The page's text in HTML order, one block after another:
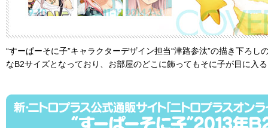
“すーぱーそに子”キャラクターデザイン担当“津路参汰”の描き下ろ
なB2サイズとなっており、お部屋のどこに飾ってもそに子が目に入